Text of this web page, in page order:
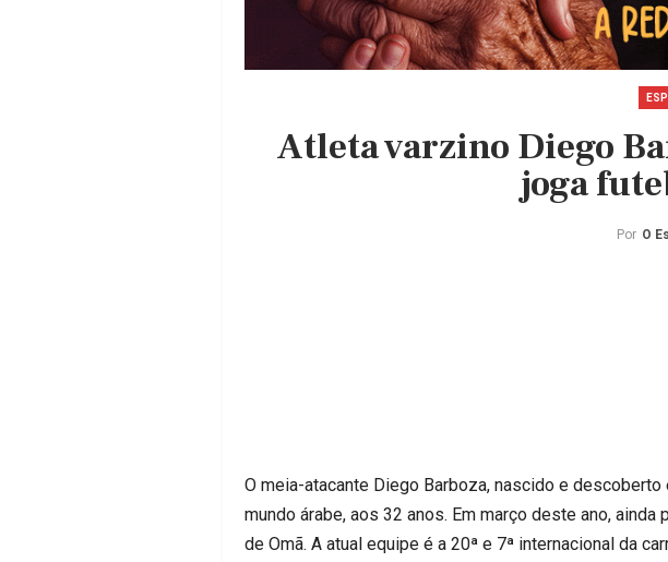
Atleta varzino Diego
joga
Por O
O meia-atacante Diego Barboza, nascido e
mundo árabe, aos 32 anos. Em março deste ano,
de Omã. A atual equipe é a 20ª e 7ª internacional da